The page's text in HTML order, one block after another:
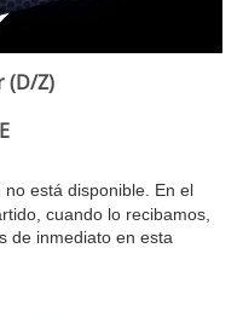
(D/Z)
está disponible. En el
cuando lo recibamos,
de inmediato en esta